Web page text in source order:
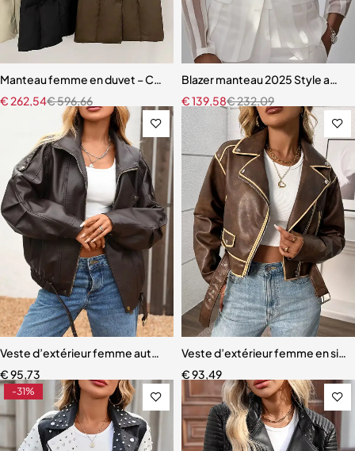
Manteau femme en duvet – Col en vraie fourrure de renard,
€596,66
€262,54
Blazer manteau 2025 Style
€232,09
€139,58
Veste d’extérieur femme automne-printemps – Faux cuir rétro,
€95,73
Veste d’extérieur femme en
€93,49
-31%